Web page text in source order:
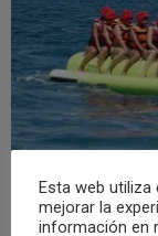
Banana
Esta web
mejorar la
información en